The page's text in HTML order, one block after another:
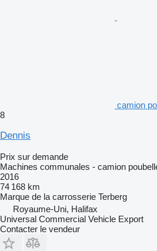
camion
8
Dennis
Prix sur demande
Machines communales - camion
2016
74 168 km
Marque de la carrosserie Terberg
Royaume-Uni, Halifax
Universal Commercial Vehicle Export
Contacter le vendeur